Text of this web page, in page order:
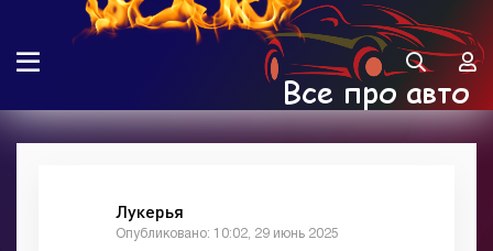
Лукерья
Опубликовано: 10:02, 29 июнь 2025